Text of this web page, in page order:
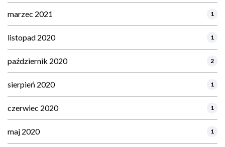
marzec 2021 1
listopad 2020 1
październik 2020 2
sierpień 2020 1
czerwiec 2020 1
maj 2020 1